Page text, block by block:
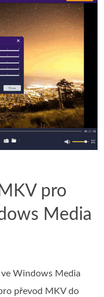
pro
Media
Windows Media
převod MKV do